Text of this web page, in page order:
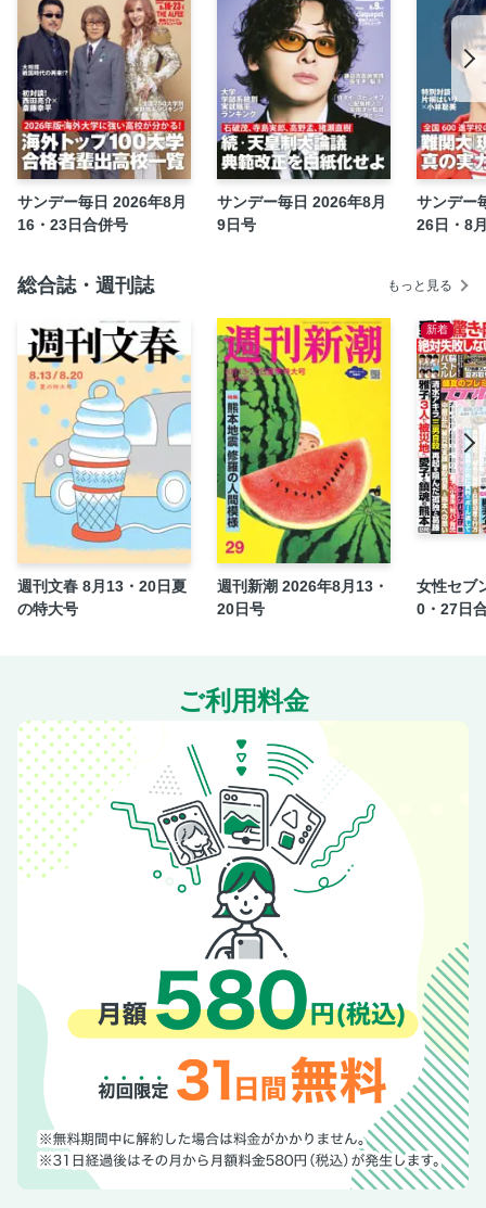
こそ生存のためにコメを守れ＝高村薫
〔これは、アレだな〕／２５０ ＡＩ中原くんとＡＩの未来
＝高橋源一郎
〔ドキュメンタリー問答〕／２ ディープフェイクを用いて
生身の人間を表現した「父と家族とわたしのこと」＝前田亜
紀
〔テレビ偏愛対談〕三谷幸喜×ペリー荻野 なぜ私たちは
「一族」に惹かれるのか １５時間語ってもまだ足りない！
〔社告〕佐谷秀行『がんが気になったら読む本 生きぬくた
〔アフガニスタン〕恐怖に震えながら秘密学校で学ぶ少女た
―
〔稲妻の旅人〕第５回＝天童荒太
〔ＳｕｎｄａｙＫｅｙ―Ｐｅｒｓｏｎ〕【大和市編】福祉で
描く、穏やかに暮らせる社会【藤沢市編】古い街並みに、人
をつなぐ力
〔サンデー俳句王〕今週の兼題 風鈴、砂（無季）
〔校閲至極〕／３６２ 歴史刻む紙面に傷つけたのは私
〔サンキュータツオの現代を読み解くコトバ〕／１５２
「ロスタイム」
〔遠回りの読書〕年齢を重ねることを恐れなくていい 私た
ち老人はこれでいいのだから＝近田春夫
〔むしろ、映えてる日々〕／１６ 妄想の寸法＝小林聡美
〔熱中症・認知症〕１日１５分の速歩き＋牛乳１杯で「熱中
症」と「認知症」をＷ予防！ 脳の若返りにも直結
〔東大生研究者のシン・名門校ルポ〕芝浦工大柏はなぜ「探
究」にこだわるのか？
〔牧太郎の青い空白い雲〕／１０３１ 愛子天皇に反対する
のが「立法府の総意」なら……全員落選だ！
〔えびすごろく〕／１４０ 味見＝蛭子能収
〔徒然雑記帳〕／１５３ 「財産上限主義」という提案―。
〔ワイドショーの恋人〕／７５２ Ｍ！ＬＫ旋風！ 来週号
では曽野舜太が登場！！＝山田美保子
〔モナキ〕モナキ 『サンデー毎日』初登場！ 大注目のグ
ループ スペシャルインタビュー
〔京都・浮島丸爆沈〕京都・浮島丸爆沈から８１年 朝鮮人
元徴用者の遺骨返還で日韓の真の友好を
〔社会学的皇室ウォッチング！〕／１８８ 愛子さまを「二
級皇族」に 皇室典範改正案の残酷さ
サンデー毎日 2026年8月
16・23日合併号
サンデー毎日 2026年8月
9日号
サンデー
26日・8
総合誌・週刊誌 もっと見る
週刊文春 8月13・20日夏
の特大号
週刊新潮 2026年8月13・
20日号
新着
女性セブ
0・27日
ご利用料金